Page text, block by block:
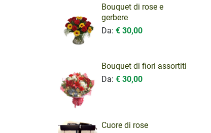
Bouquet di rose e
gerbere
Da:€ 30,00
Bouquet di fiori assortiti
Da:€ 30,00
Cuore di rose